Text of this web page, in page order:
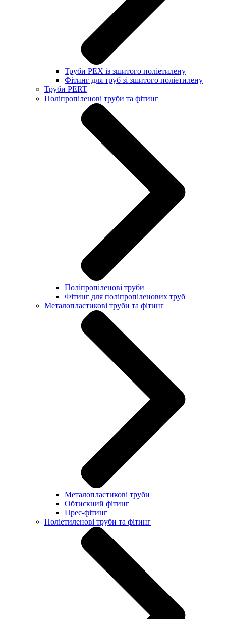
Труби PEX із зшитого поліетилену
Фітинг для труб зі зшитого поліетилену
Труби PERT
Поліпропіленові труби та фітинг
Поліпропіленові труби
Фітинг для поліпропіленових труб
Металопластикові труби та фітинг
Металопластикові труби
Обтискний фітинг
Прес-фітинг
Поліетиленові труби та фітинг